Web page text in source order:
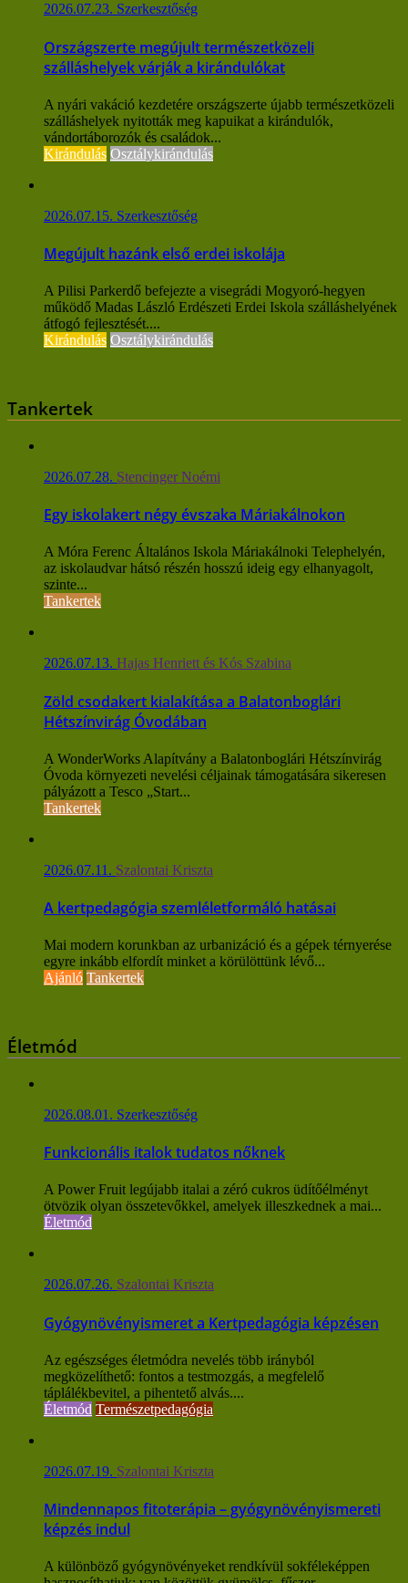
2026.07.23. Szerkesztőség
Országszerte megújult természetközeli
szálláshelyek várják a kirándulókat
A nyári vakáció kezdetére országszerte újabb természetközeli
szálláshelyek nyitották meg kapuikat a kirándulók,
vándortáborozók és családok...
Kirándulás Osztálykirándulás
2026.07.15. Szerkesztőség
Megújult hazánk első erdei iskolája
A Pilisi Parkerdő befejezte a visegrádi Mogyoró-hegyen
működő Madas László Erdészeti Erdei Iskola szálláshelyének
átfogó fejlesztését....
Kirándulás Osztálykirándulás
Tankertek
2026.07.28. Stencinger Noémi
Egy iskolakert négy évszaka Máriakálnokon
A Móra Ferenc Általános Iskola Máriakálnoki Telephelyén,
az iskolaudvar hátsó részén hosszú ideig egy elhanyagolt,
szinte...
Tankertek
2026.07.13. Hajas Henriett és Kós Szabina
Zöld csodakert kialakítása a Balatonboglári
Hétszínvirág Óvodában
A WonderWorks Alapítvány a Balatonboglári Hétszínvirág
Óvoda környezeti nevelési céljainak támogatására sikeresen
pályázott a Tesco „Start...
Tankertek
2026.07.11. Szalontai Kriszta
A kertpedagógia szemléletformáló hatásai
Mai modern korunkban az urbanizáció és a gépek térnyerése
egyre inkább elfordít minket a körülöttünk lévő...
Ajánló Tankertek
Életmód
2026.08.01. Szerkesztőség
Funkcionális italok tudatos nőknek
A Power Fruit legújabb italai a zéró cukros üdítőélményt
ötvözik olyan összetevőkkel, amelyek illeszkednek a mai...
Életmód
2026.07.26. Szalontai Kriszta
Gyógynövényismeret a Kertpedagógia képzésen
Az egészséges életmódra nevelés több irányból
megközelíthető: fontos a testmozgás, a megfelelő
táplálékbevitel, a pihentető alvás....
Életmód Természetpedagógia
2026.07.19. Szalontai Kriszta
Mindennapos fitoterápia – gyógynövényismereti
képzés indul
A különböző gyógynövényeket rendkívül sokféleképpen